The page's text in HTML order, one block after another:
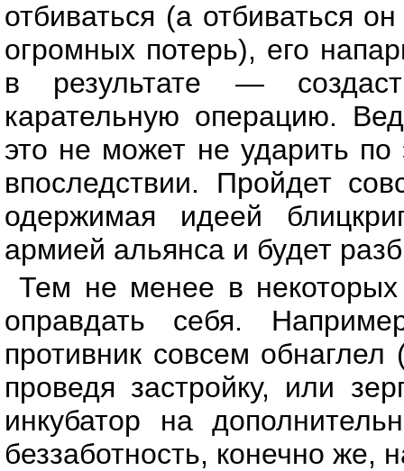
отбиваться (а отбиваться
огромных потерь), его
в результате —
карательную операцию.
это не может не ударить
впоследствии. Пройдет
одержимая идеей
армией альянса и будет
Тем не менее в
оправдать себя.
противник совсем обнаглел
проведя застройку, или
инкубатор на
беззаботность, конечно же,